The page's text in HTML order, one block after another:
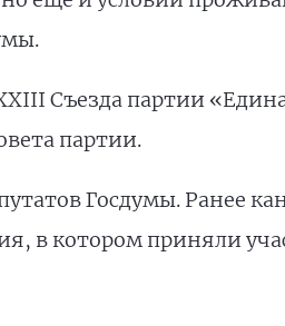
Съезда партии
партии.
Госдумы. Ранее
в котором приняли